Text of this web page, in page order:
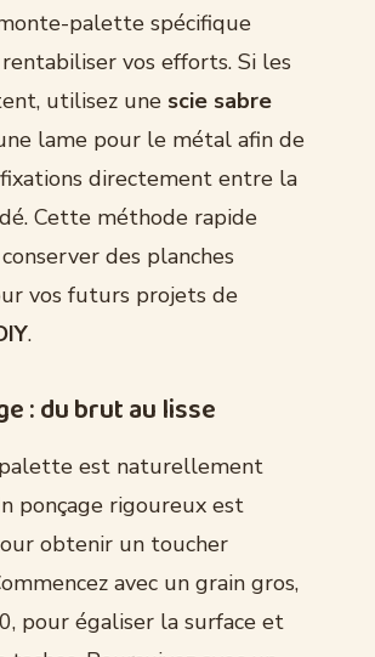
palette spécifique
vos efforts. Si les
utilisez une scie sabre
lame pour le métal afin de
directement entre la
Cette méthode rapide
des planches
vos futurs projets de
.
: du brut au lisse
est naturellement
ponçage rigoureux est
obtenir un toucher
avec un grain gros,
pour égaliser la surface et